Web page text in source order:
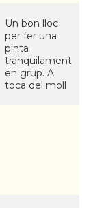
Un bon lloc
per fer una
pinta
tranquilament
en grup. A
toca del moll